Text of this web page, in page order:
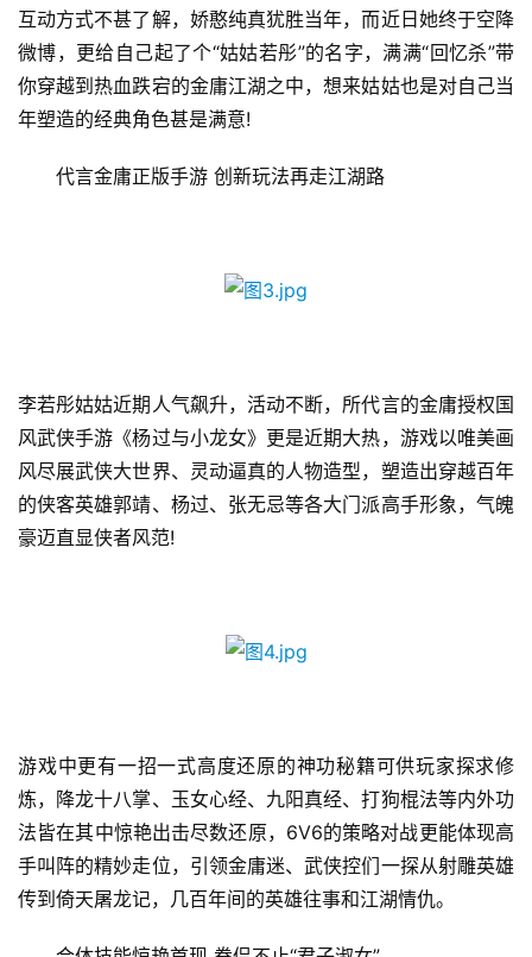
游
茶
原
创
游
游
戏
单
机
游
互动方式不甚了解，娇憨纯真犹胜当年，而近日她终于空降
微博，更给自己起了个“姑姑若彤”的名字，满满“回忆杀”带
你穿越到热血跌宕的金庸江湖之中，想来姑姑也是对自己当
年塑造的经典角色甚是满意!
代言金庸正版手游 创新玩法再走江湖路
李若彤姑姑近期人气飙升，活动不断，所代言的金庸授权国
风武侠手游《杨过与小龙女》更是近期大热，游戏以唯美画
风尽展武侠大世界、灵动逼真的人物造型，塑造出穿越百年
的侠客英雄郭靖、杨过、张无忌等各大门派高手形象，气魄
豪迈直显侠者风范!
游戏中更有一招一式高度还原的神功秘籍可供玩家探求修
炼，降龙十八掌、玉女心经、九阳真经、打狗棍法等内外功
法皆在其中惊艳出击尽数还原，6V6的策略对战更能体现高
手叫阵的精妙走位，引领金庸迷、武侠控们一探从射雕英雄
传到倚天屠龙记，几百年间的英雄往事和江湖情仇。